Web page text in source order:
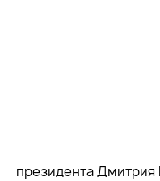
президента Дмитрия